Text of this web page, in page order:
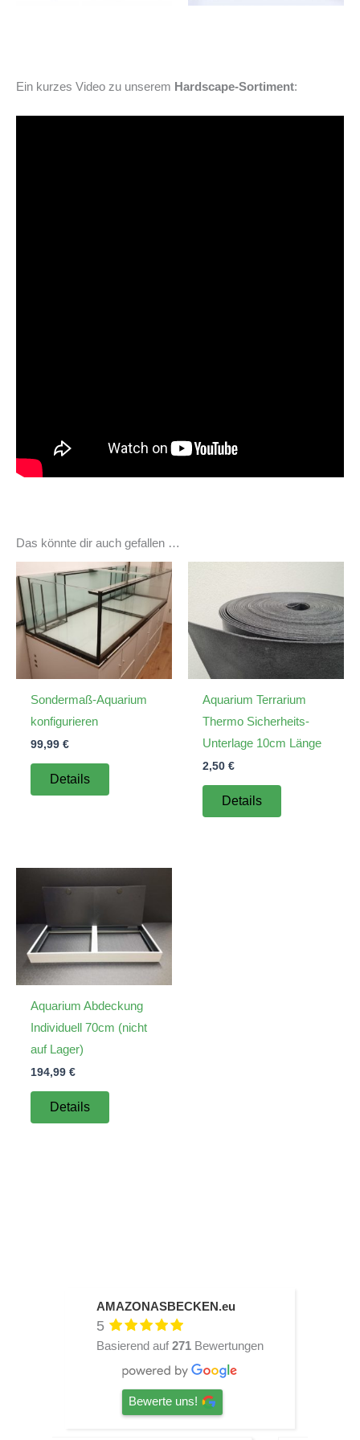
Ein kurzes Video zu unserem Hardscape-Sortiment:
Das könnte dir auch gefallen …
Sondermaß-Aquarium
konfigurieren
99,99 €
Details
Aquarium Terrarium
Thermo Sicherheits-
Unterlage 10cm Länge
2,50 €
Details
Aquarium Abdeckung
Individuell 70cm (nicht
auf Lager)
194,99 €
Details
AMAZONASBECKEN.eu
5
Basierend auf 271 Bewertungen
Bewerte uns!